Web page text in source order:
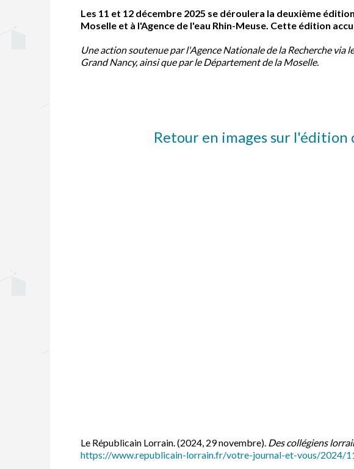
Les 11 et 12 décembre 2025 se déroulera la deuxième
Moselle et à l'Agence de l'eau Rhin-Meuse. Cette édition
Une action soutenue par l'Agence Nationale de la Recherche
Grand Nancy, ainsi que par le Département de la Moselle.
Retour en images sur l'édition
Le Républicain Lorrain. (2024, 29 novembre). Des collégiens
https://www.republicain-lorrain.fr/votre-journal-et-vous/2024/